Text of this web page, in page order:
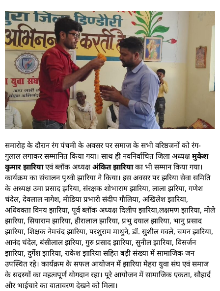
समारोह के दौरान रंग पंचमी के अवसर पर समाज के सभी वरिष्ठजनों को रंग-
गुलाल लगाकर सम्मानित किया गया। साथ ही नवनिर्वाचित जिला अध्यक्ष मुकेश
कुमार झारियाएवं ब्लॉक अध्यक्ष अंकित झारियाका भी सम्मान किया गया।
कार्यक्रम का संचालन पृथ्वी झारिया ने किया। इस अवसर पर झरिया सेवा समिति
के अध्यक्ष उमा प्रसाद झरिया, संरक्षक शोभाराम झारिया, लाला झरिया, गणेश
चंदेल, देवलाल नागेश, मीडिया प्रभारी संदीप गौलिया, अखिलेश झारिया,
अधिवक्ता विनय झारिया, पूर्व ब्लॉक अध्यक्ष दिलीप झारिया,लक्षमण झारिया, मोले
झारिया, सियाराम झारिया, हीरालाल झारिया, प्रभु दयाल झारिया, भानु प्रसाद
झारिया, शिक्षक नेमचंद झारिया, परशुराम माथुने, डॉ. सुशील गवले, चमन झारिया,
आनंद चंदेल, बंसीलाल झरिया, गुरु प्रसाद झारिया, सुनील झारिया, विसर्जन
झारिया, दुर्गेश झारिया, राकेश झारिया सहित बड़ी संख्या में सामाजिक जन
उपस्थित रहे। कार्यक्रम के सफल आयोजन में झारिया मेहरा युवा संघ एवं समाज
के सदस्यों का महत्वपूर्ण योगदान रहा। पूरे आयोजन में सामाजिक एकता, सौहार्द
और भाईचारे का वातावरण देखने को मिला।